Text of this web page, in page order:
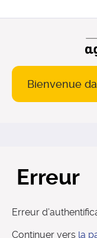
Bienvenue
Erreur
Erreur
Continuer vers la